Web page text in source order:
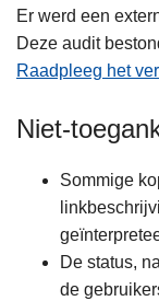
Er werd een
Deze audit
Raadpleeg het
Niet-
Sommige
De status,
de